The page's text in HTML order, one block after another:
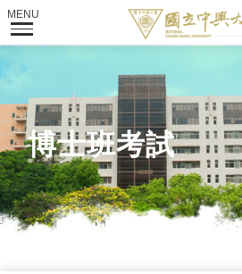
博士班考試